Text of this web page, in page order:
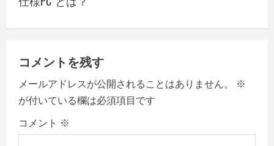
v
i
g
a
t
コメントを残す
メールアドレスが公開されることはありません。
※
が付いている欄は必須項目です
コメント ※